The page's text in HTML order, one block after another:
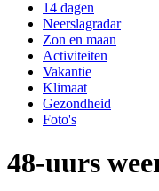
14 dagen
Neerslagradar
Zon en maan
Activiteiten
Vakantie
Klimaat
Gezondheid
Foto's
48-uurs